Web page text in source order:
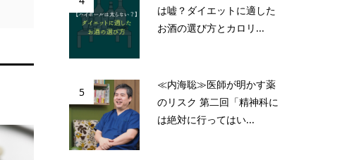
は嘘？ダイエットに適した
お酒の選び方とカロリ...
5
≪内海聡≫医師が明かす薬
のリスク 第二回「精神科に
は絶対に行ってはい...